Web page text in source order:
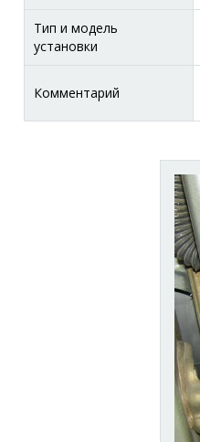
Тип и модель
установки
Комментарий